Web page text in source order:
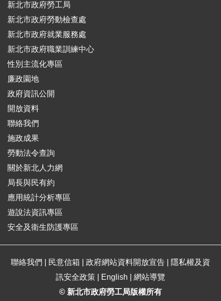
新北市政府勞工局
新北市政府勞動檢查處
新北市政府就業服務處
新北市政府職業訓練中心
性別主流化專區
廉政園地
政府資訊公開
開放資料
聯絡我們
施政成果
勞動法令查詢
關於新北人力網
局長與民有約
應用統計分析專區
遊說法資訊專區
安全及衛生防護專區
聯絡我們 民意信箱 政府網站資料開放宣告
隱私權及資
訊安全政策
English
網站導覽
© 新北市政府勞工局版權所有